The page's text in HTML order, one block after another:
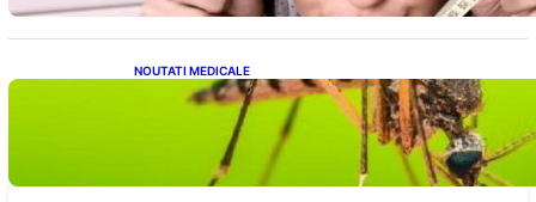
NOUTATI MEDICALE
Virusul West Nile: O Amenințare Tot Mai
Aproape pentru România și Europa